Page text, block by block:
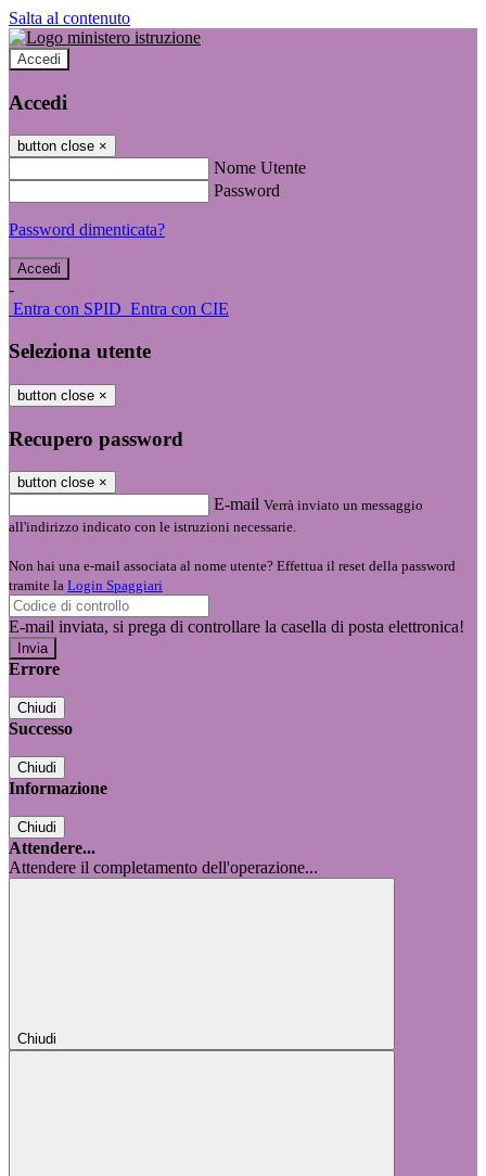
Salta al contenuto
Accedi
Accedi
button close ×
Nome Utente
Password
Password dimenticata?
-
Entra con SPID Entra con CIE
Seleziona utente
button close ×
Recupero password
button close ×
E-mail Verrà inviato un messaggio
all'indirizzo indicato con le istruzioni necessarie.
Non hai una e-mail associata al nome utente? Effettua il reset della password
tramite la Login Spaggiari
E-mail inviata, si prega di controllare la casella di posta elettronica!
Errore
Chiudi
Successo
Chiudi
Informazione
Chiudi
Attendere...
Attendere il completamento dell'operazione...
Chiudi